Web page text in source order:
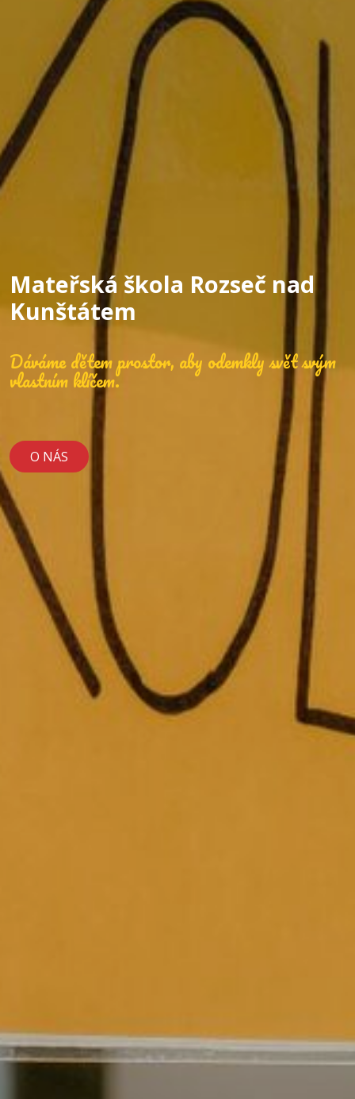
Mateřská škola Rozseč nad
Kunštátem
Dáváme dětem prostor, aby odemkly svět svým
vlastním klíčem.
O NÁS